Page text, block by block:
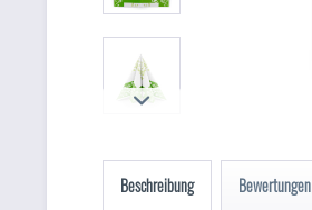
Beschreibung Bewertungen